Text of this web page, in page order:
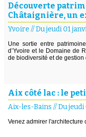
Découverte
Châtaignière, un
Yvoire //Du jeudi 01
Une sortie entre
d’Yvoire et le Domaine de
de biodiversité et de gestion
Aix côté lac : le
Aix-les-Bains //Du jeudi
Venez admirer l'architecture